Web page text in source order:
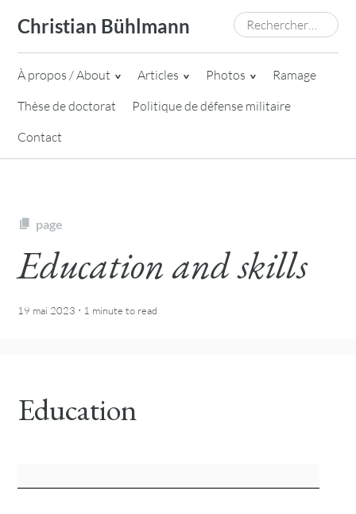
content
Christian Bühlmann Rechercher :
À propos / About Articles Photos
Ramage
Thèse de doctorat
Politique de défense militaire
Contact
page
Education and skills
19 mai 2023 · 1 minute to read
Education